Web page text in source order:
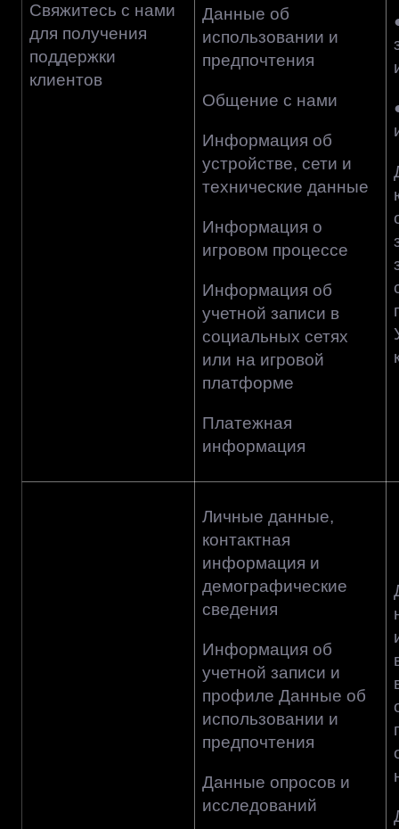
Свяжитесь с нами
для получения
поддержки
клиентов
Данные об
использовании и
предпочтения
Общение с нами
Информация об
устройстве, сети и
технические данные
Информация о
игровом процессе
Информация об
учетной записи в
социальных сетях
или на игровой
платформе
Платежная
информация
Личные данные,
контактная
информация и
демографические
сведения
Информация об
учетной записи и
профиле Данные об
использовании и
предпочтения
Данные опросов и
исследований